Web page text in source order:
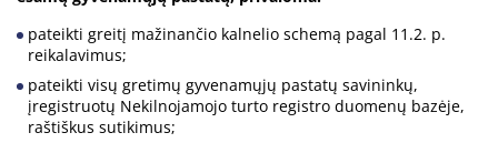
pateikti greitį mažinančio kalnelio schemą pagal 11.2. p.
reikalavimus;
pateikti visų gretimų gyvenamųjų pastatų savininkų,
įregistruotų Nekilnojamojo turto registro duomenų bazėje,
raštiškus sutikimus;